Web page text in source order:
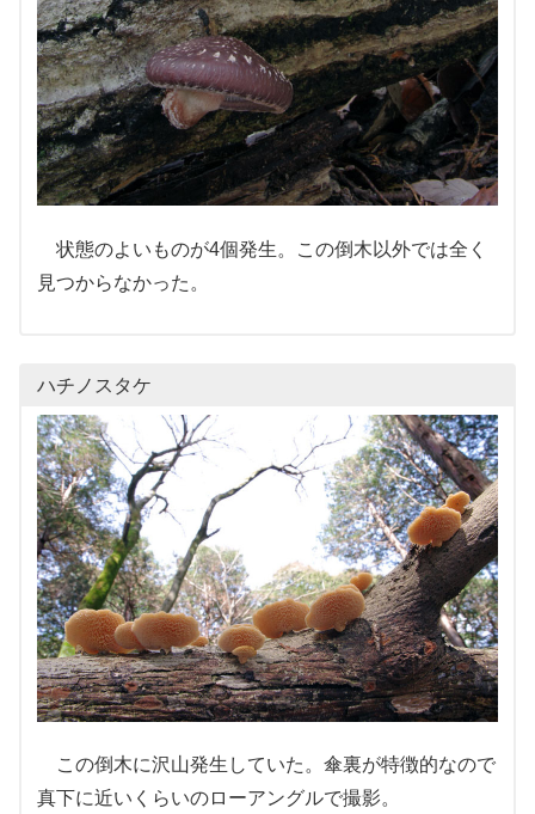
状態のよいものが4個発生。この倒木以外では全く
見つからなかった。
ハチノスタケ
この倒木に沢山発生していた。傘裏が特徴的なので
真下に近いくらいのローアングルで撮影。